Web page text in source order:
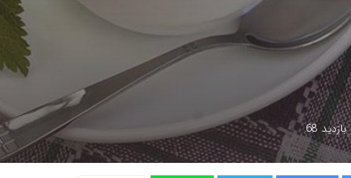
بازدید 68